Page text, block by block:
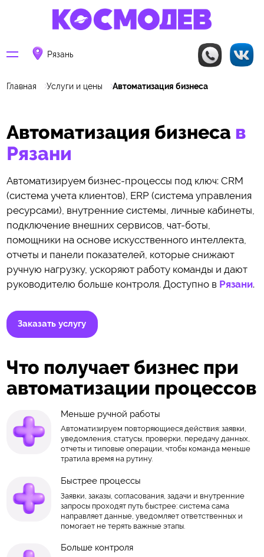
Рязань
Главная Услуги и цены Автоматизация бизнеса
Автоматизация бизнеса в
Рязани
Автоматизируем бизнес-процессы под ключ: CRM
(система учета клиентов), ERP (система управления
ресурсами), внутренние системы, личные кабинеты,
подключение внешних сервисов, чат-боты,
помощники на основе искусственного интеллекта,
отчеты и панели показателей, которые снижают
ручную нагрузку, ускоряют работу команды и дают
руководителю больше контроля. Доступно в Рязани.
Заказать услугу
Что получает бизнес при
автоматизации процессов
Меньше ручной работы
Автоматизируем повторяющиеся действия: заявки,
уведомления, статусы, проверки, передачу данных,
отчеты и типовые операции, чтобы команда меньше
тратила время на рутину.
Быстрее процессы
Заявки, заказы, согласования, задачи и внутренние
запросы проходят путь быстрее: система сама
направляет данные, уведомляет ответственных и
помогает не терять важные этапы.
Больше контроля